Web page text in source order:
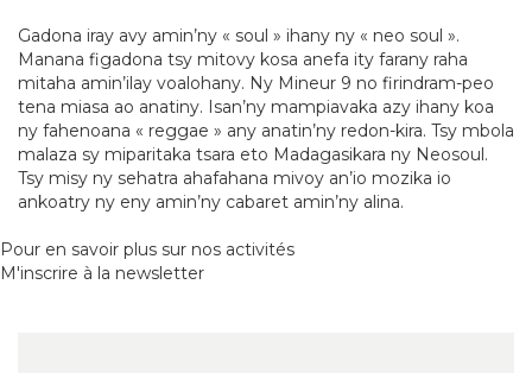
Gadona iray avy amin’ny « soul » ihany ny « neo soul ».
Manana figadona tsy mitovy kosa anefa ity farany raha
mitaha amin’ilay voalohany. Ny Mineur 9 no firindram-peo
tena miasa ao anatiny. Isan’ny mampiavaka azy ihany koa
ny fahenoana « reggae » any anatin’ny redon-kira. Tsy mbola
malaza sy miparitaka tsara eto Madagasikara ny Neosoul.
Tsy misy ny sehatra ahafahana mivoy an’io mozika io
ankoatry ny eny amin’ny cabaret amin’ny alina.
Pour en savoir plus sur nos activités
M'inscrire à la newsletter